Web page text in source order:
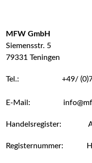
MFW GmbH
Siemensstr. 5
79331 Teningen
Tel.: +49/
E-Mail:
Handelsregister:
Registernummer: